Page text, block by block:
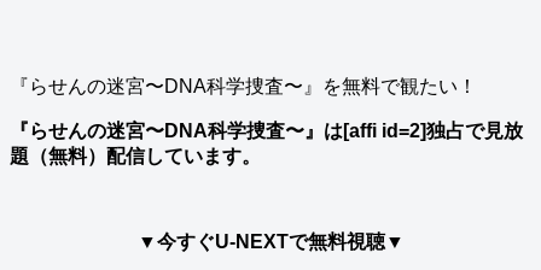
『らせんの迷宮〜DNA科学捜査〜』を無料で観たい！
『らせんの迷宮〜DNA科学捜査〜』は[affi id=2]独占で見放
題（無料）配信しています。
▼今すぐU-NEXTで無料視聴▼